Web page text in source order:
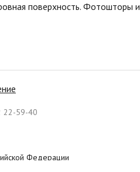
поверхность. Фотошторы
22-59-40
Федерации